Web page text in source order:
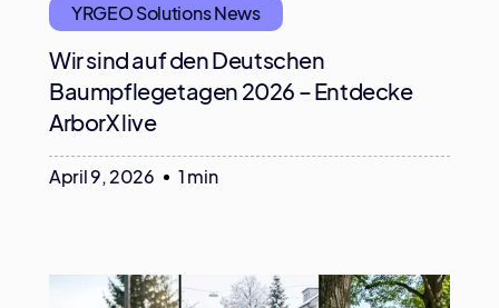
YRGEO Solutions News
Wir sind auf den Deutschen
Baumpflegetagen 2026 – Entdecke
ArborX live
April 9, 2026 1 min